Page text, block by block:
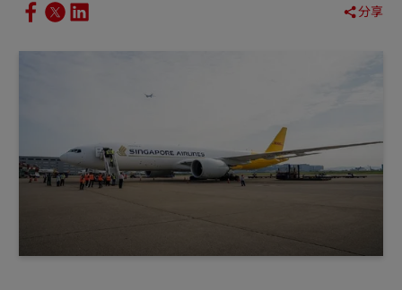
分享